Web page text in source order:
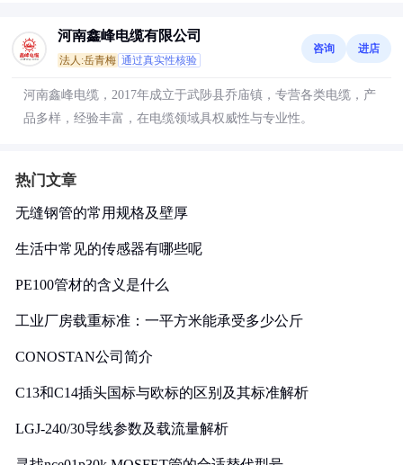
河南鑫峰电缆有限公司
法人:岳青梅 通过真实性核验
咨询 进店
河南鑫峰电缆，2017年成立于武陟县乔庙镇，专营各类电缆，产
品多样，经验丰富，在电缆领域具权威性与专业性。
热门文章
无缝钢管的常用规格及壁厚
生活中常见的传感器有哪些呢
PE100管材的含义是什么
工业厂房载重标准：一平方米能承受多少公斤
CONOSTAN公司简介
C13和C14插头国标与欧标的区别及其标准解析
LGJ-240/30导线参数及载流量解析